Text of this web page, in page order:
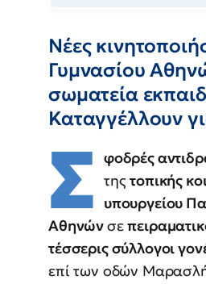
Νέες
Γυμνασίου
σωματεία
Καταγγέλλουν
Σ φοδρές
τηςτοπικής
υπουργείου
Αθηνώνσε
τέσσερις σύλλογοι
επί των οδών